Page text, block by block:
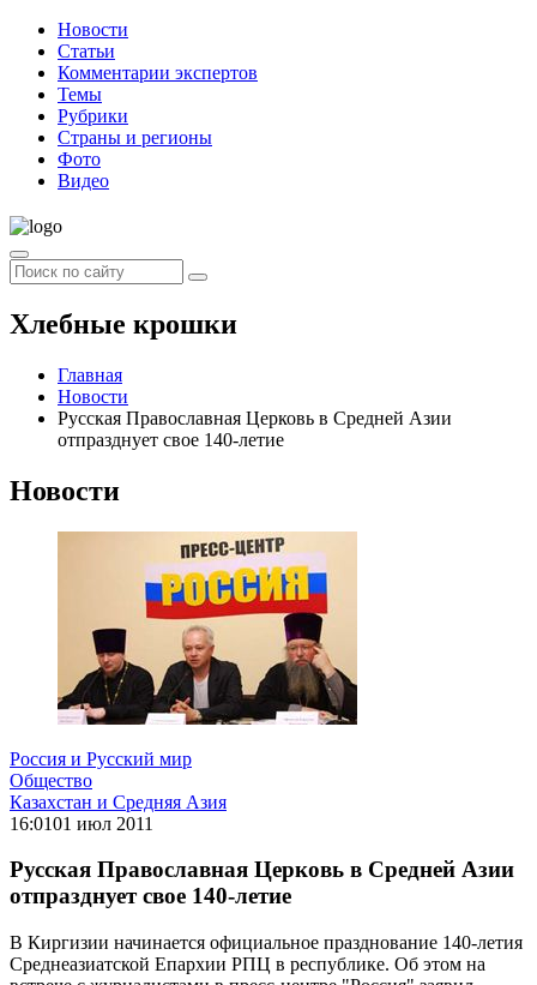
Новости
Статьи
Комментарии экспертов
Темы
Рубрики
Страны и регионы
Фото
Видео
Хлебные крошки
Главная
Новости
Русская Православная Церковь в Средней Азии
отпразднует свое 140-летие
Новости
Россия и Русский мир
Общество
Казахстан и Средняя Азия
16:0101 июл 2011
Русская Православная Церковь в Средней Азии
отпразднует свое 140-летие
В Киргизии начинается официальное празднование 140-летия
Среднеазиатской Епархии РПЦ в республике. Об этом на